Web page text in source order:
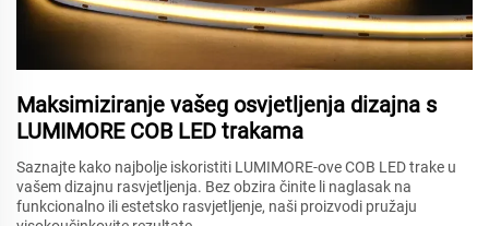
Maksimiziranje vašeg osvjetljenja dizajna s
LUMIMORE COB LED trakama
Saznajte kako najbolje iskoristiti LUMIMORE-ove COB LED trake u
vašem dizajnu rasvjetljenja. Bez obzira činite li naglasak na
funkcionalno ili estetsko rasvjetljenje, naši proizvodi pružaju